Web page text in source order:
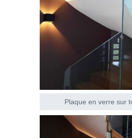
Plaque en verre sur